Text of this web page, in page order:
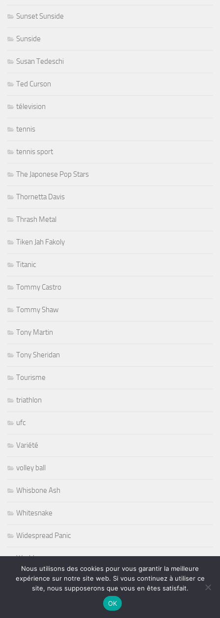
Sunset Sunside
Sunside
Susan Tedeschi
Ted Curson
télevision
tennis
tennis sport
The Japonese Pop Stars
Thornetta Davis
Thrash Metal
Tiken Jah Fakoly
Titanic
Tommy Castro
Tommy Shaw
Tony Martin
Tony Sheridan
Tourisme
triathlon
ufc
Variété
volley ball
Whisbone Ash
Whitesnake
Widespread Panic
World
Wursel
Nous utilisons des cookies pour vous garantir la meilleure
expérience sur notre site web. Si vous continuez à utiliser ce
site, nous supposerons que vous en êtes satisfait.
OK